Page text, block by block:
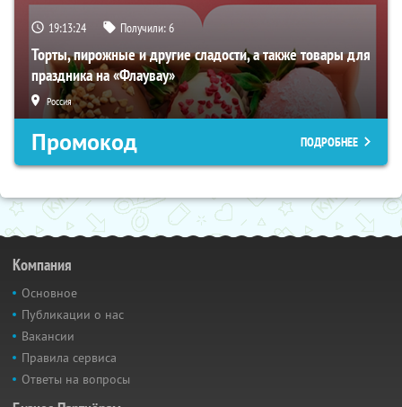
19:13:23 Получили:6
Торты, пирожные и другие сладости, а также товары для
праздника на «Флаувау»
Россия
Промокод ПОДРОБНЕЕ
Компания
Основное
Публикации о нас
Вакансии
Правила сервиса
Ответы на вопросы